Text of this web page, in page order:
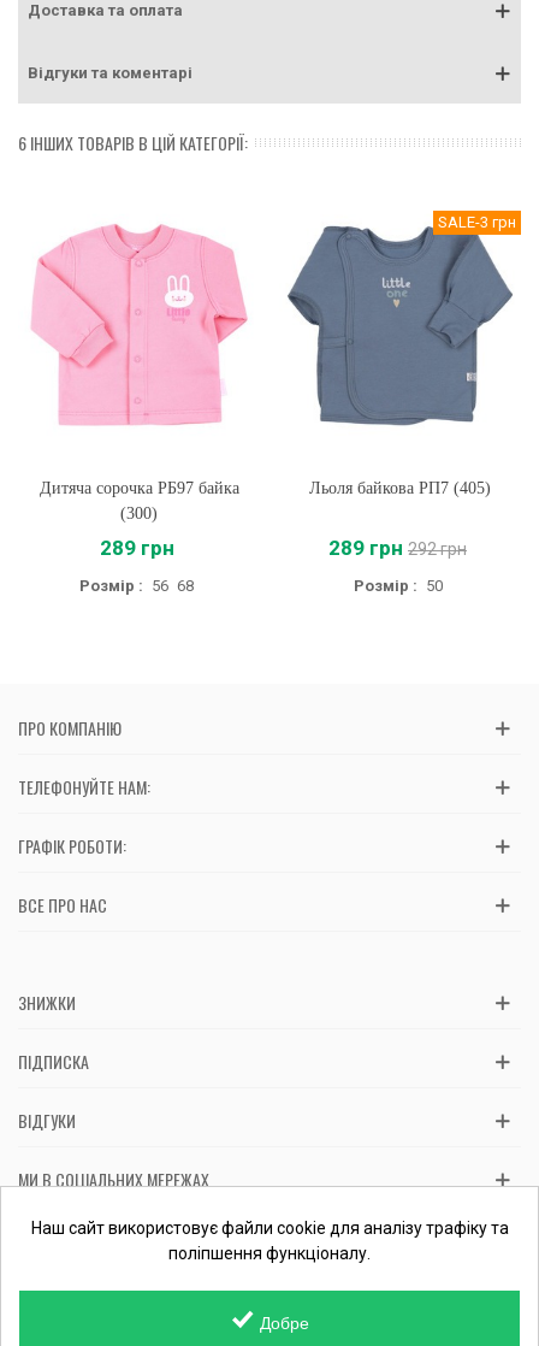
Доставка та оплата
Відгуки та коментарі
6 ІНШИХ ТОВАРІВ В ЦІЙ КАТЕГОРІЇ:
Дитяча сорочка РБ97 байка
(300)
289 грн
Розмір : 56 68
SALE-3 грн
Льоля байкова РП7 (405)
289 грн 292 грн
Розмір : 50
ПРО КОМПАНІЮ
ТЕЛЕФОНУЙТЕ НАМ:
ГРАФІК РОБОТИ:
ВСЕ ПРО НАС
ЗНИЖКИ
ПІДПИСКА
ВІДГУКИ
МИ В СОЦІАЛЬНИХ МЕРЕЖАХ
Вас обслуговує: ФОП Косташ С.І., номер запису в ЄДР 2 673 000
0000 057597 від 06.01.2017.Перевірити ФОП
Наш сайт використовує файли cookie для аналізу трафіку та
поліпшення функціоналу.
Добре